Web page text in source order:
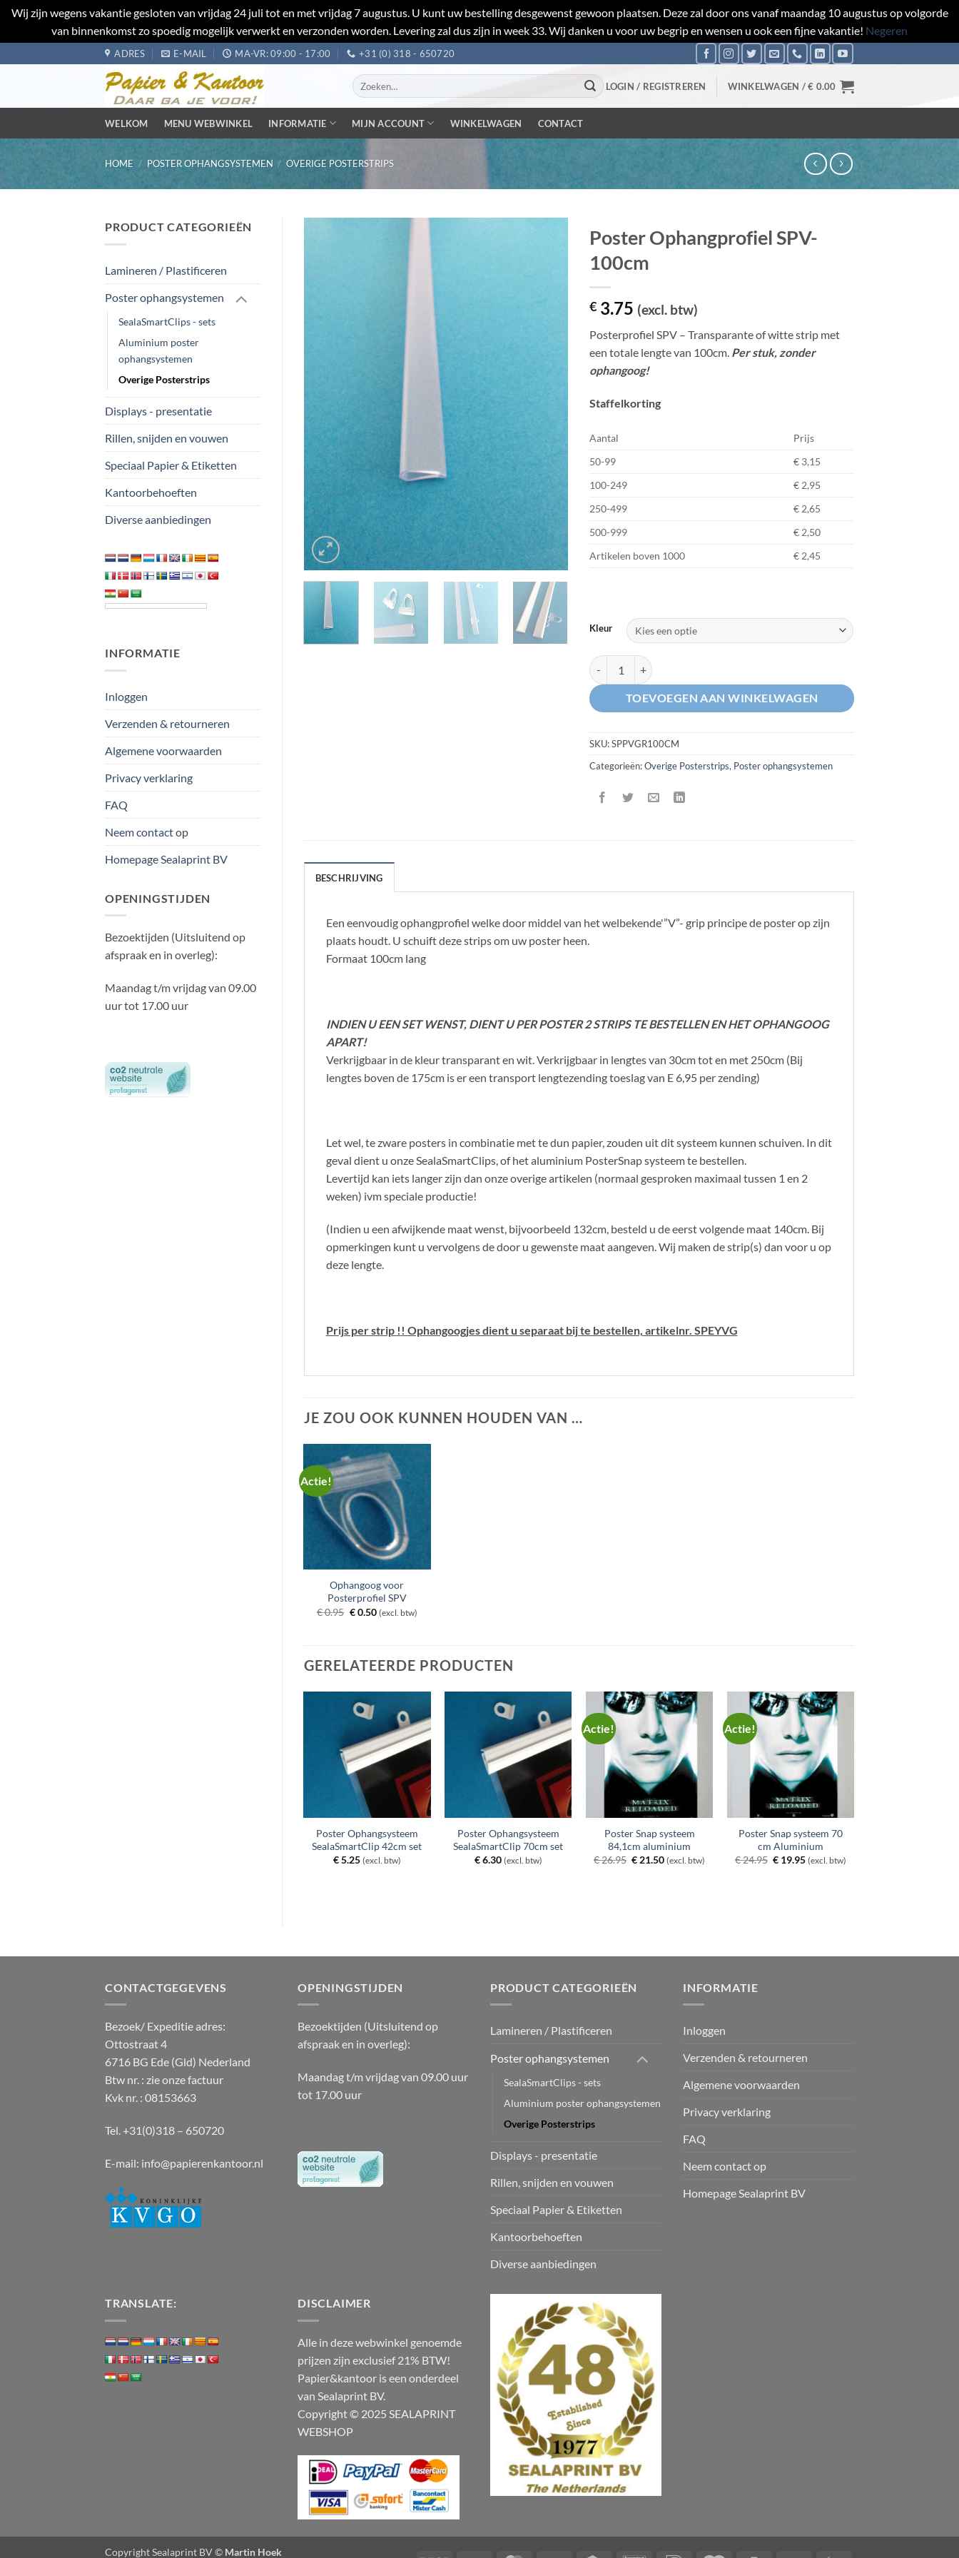
Wij zijn wegens vakantie gesloten van vrijdag 24 juli tot en met vrijdag 7 augustus. U kunt uw bestelling desgewenst gewoon plaatsen. Deze zal door ons vanaf maandag 10 augustus op volgorde
van binnenkomst zo spoedig mogelijk verwerkt en verzonden worden. Levering zal dus zijn in week 33. Wij danken u voor uw begrip en wensen u ook een fijne vakantie! Negeren
naar
ADRES E-MAIL MA-VR: 09:00 - 17:00 +31 (0) 318 - 650720
Zoeken
naar:
LOGIN / REGISTREREN WINKELWAGEN /€ 0.00
WELKOM MENU WEBWINKEL INFORMATIE MIJN ACCOUNT WINKELWAGEN CONTACT
HOME / POSTER OPHANGSYSTEMEN / OVERIGE POSTERSTRIPS
PRODUCT CATEGORIEËN
Lamineren / Plastificeren
Poster ophangsystemen
SealaSmartClips - sets
Aluminium poster
ophangsystemen
Overige Posterstrips
Displays - presentatie
Rillen, snijden en vouwen
Speciaal Papier & Etiketten
Kantoorbehoeften
Diverse aanbiedingen
INFORMATIE
Inloggen
Verzenden & retourneren
Algemene voorwaarden
Privacy verklaring
FAQ
Neem contact op
Homepage Sealaprint BV
OPENINGSTIJDEN
Bezoektijden (Uitsluitend op
afspraak en in overleg):
Maandag t/m vrijdag van 09.00
uur tot 17.00 uur
Poster Ophangprofiel SPV-
100cm
€ 3.75 (excl. btw)
Posterprofiel SPV – Transparante of witte strip met
een totale lengte van 100cm. Per stuk, zonder
ophangoog!
Staffelkorting
Aantal
Prijs
50-99
€ 3,15
100-249
€ 2,95
250-499
€ 2,65
500-999
€ 2,50
Artikelen boven 1000
€ 2,45
Kleur
Poster Ophangprofiel SPV- 100cm aantal
TOEVOEGEN AAN WINKELWAGEN
SKU:SPPVGR100CM
Categorieën:Overige Posterstrips, Poster ophangsystemen
BESCHRIJVING
Een eenvoudig ophangprofiel welke door middel van het welbekende'”V”- grip principe de poster op zijn
plaats houdt. U schuift deze strips om uw poster heen.
Formaat 100cm lang
INDIEN U EEN SET WENST, DIENT U PER POSTER 2 STRIPS TE BESTELLEN EN HET OPHANGOOG
APART!
Verkrijgbaar in de kleur transparant en wit. Verkrijgbaar in lengtes van 30cm tot en met 250cm (Bij
lengtes boven de 175cm is er een transport lengtezending toeslag van E 6,95 per zending)
Let wel, te zware posters in combinatie met te dun papier, zouden uit dit systeem kunnen schuiven. In dit
geval dient u onze SealaSmartClips, of het aluminium PosterSnap systeem te bestellen.
Levertijd kan iets langer zijn dan onze overige artikelen (normaal gesproken maximaal tussen 1 en 2
weken) ivm speciale productie!
(Indien u een afwijkende maat wenst, bijvoorbeeld 132cm, besteld u de eerst volgende maat 140cm. Bij
opmerkingen kunt u vervolgens de door u gewenste maat aangeven. Wij maken de strip(s) dan voor u op
deze lengte.
Prijs per strip !! Ophangoogjes dient u separaat bij te bestellen, artikelnr. SPEYVG
JE ZOU OOK KUNNEN HOUDEN VAN …
Actie!
Ophangoog voor
Posterprofiel SPV
€0.95 Oorspronkelijke
€0.50Huidige
prijs
(excl. btw)
GERELATEERDE PRODUCTEN
Poster Ophangsysteem
SealaSmartClip 42cm set
€5.25 (excl. btw)
Poster Ophangsysteem
SealaSmartClip 70cm set
€6.30 (excl. btw)
Actie!
Poster Snap systeem
84,1cm aluminium
€26.95 Oorspronkelijke
€ 21.50Huidige
prijs
(excl. btw)
Actie!
Poster Snap systeem 70
cm Aluminium
€24.95 Oorspronkelijke
€ 19.95Huidige
prijs
(excl. btw)
CONTACTGEGEVENS
Bezoek/ Expeditie adres:
Ottostraat 4
6716 BG Ede (Gld) Nederland
Btw nr. : zie onze factuur
Kvk nr. : 08153663
Tel. +31(0)318 – 650720
E-mail: info@papierenkantoor.nl
OPENINGSTIJDEN
Bezoektijden (Uitsluitend op
afspraak en in overleg):
Maandag t/m vrijdag van 09.00 uur
tot 17.00 uur
PRODUCT CATEGORIEËN
Lamineren / Plastificeren
Poster ophangsystemen
SealaSmartClips - sets
Aluminium poster ophangsystemen
Overige Posterstrips
Displays - presentatie
Rillen, snijden en vouwen
Speciaal Papier & Etiketten
Kantoorbehoeften
Diverse aanbiedingen
INFORMATIE
Inloggen
Verzenden & retourneren
Algemene voorwaarden
Privacy verklaring
FAQ
Neem contact op
Homepage Sealaprint BV
TRANSLATE: DISCLAIMER
Alle in deze webwinkel genoemde
prijzen zijn exclusief 21% BTW!
Papier&kantoor is een onderdeel
van Sealaprint BV.
Copyright © 2025 SEALAPRINT
WEBSHOP
Copyright Sealaprint BV © Martin Hoek